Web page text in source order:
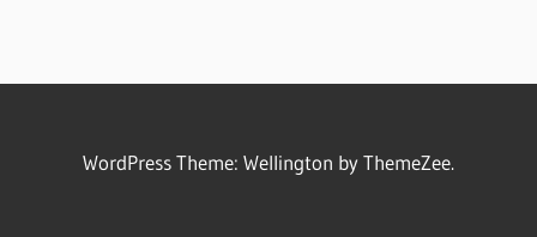
WordPress Theme: Wellington by ThemeZee.